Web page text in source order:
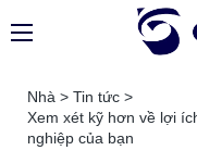
Nhà > Tin tức >
Xem xét kỹ hơn về lợi
nghiệp của bạn